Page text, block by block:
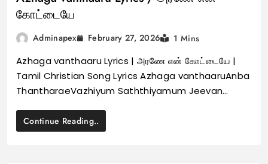
கோட்டையே
Adminapex February 27, 2026 1 Mins
Azhaga vanthaaru Lyrics | அரணே என் கோட்டையே |
Tamil Christian Song Lyrics Azhaga vanthaaruAnba
ThantharaeVazhiyum Saththiyamum Jeevan…
Continue Reading..